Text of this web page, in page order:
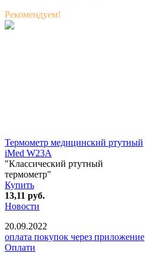
Рекомендуем!
Термометр медицинский ртутный
iMed W23А
"Классический ртутный
термометр"
Купить
13,11 руб.
Новости
20.09.2022
оплата покупок через приложение
Оплати